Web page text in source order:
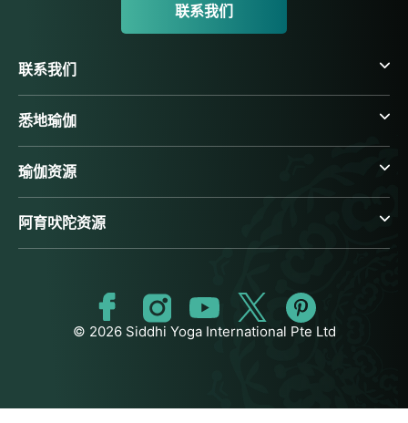
联系我们
联系我们
悉地瑜伽
瑜伽资源
阿育吠陀资源
© 2026 Siddhi Yoga International Pte Ltd